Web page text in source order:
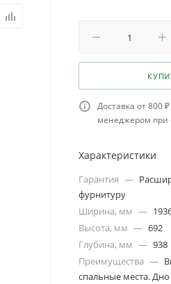
Доставка от 800
менеджером при
Характеристики
Гарантия —
фурнитуру
Ширина, мм —
Высота, мм — 692
Глубина, мм — 938
Преимущества —
спальные места.